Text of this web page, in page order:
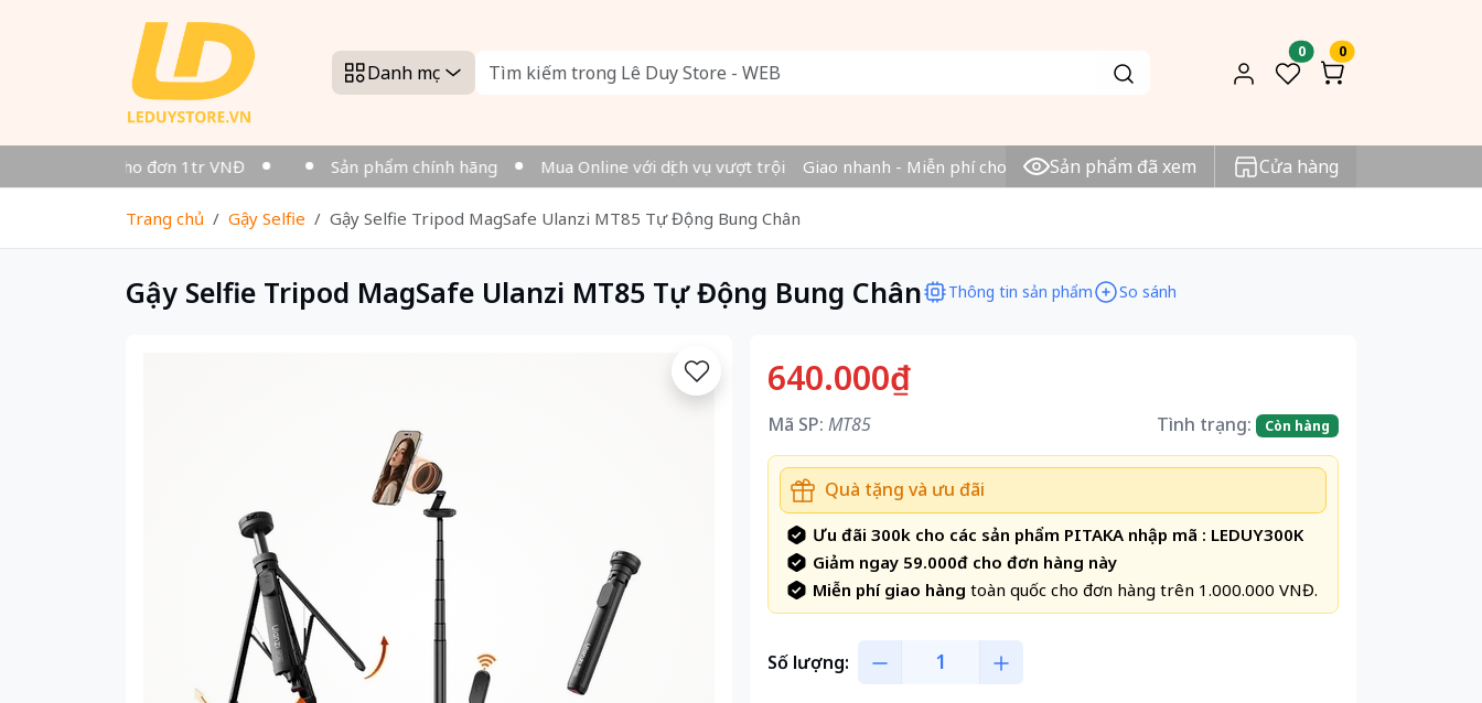
Danh mục
0 0
- Miễn phí cho đơn 1tr VNĐ Sản phẩm chính hãng Mua Online với dịch vụ vượt trội Giao nhanh - Miễn phí cho đơn 1tr VNĐ Sản phẩm chính hãng
Sản phẩm đã xem Cửa hàng
Trang chủ Gậy Selfie Gậy Selfie Tripod MagSafe Ulanzi MT85 Tự Động Bung Chân
Gậy Selfie Tripod MagSafe Ulanzi MT85 Tự Động Bung Chân Thông tin sản phẩm So sánh
640.000₫
Mã SP: MT85 Tình trạng: Còn hàng
Quà tặng và ưu đãi
Ưu đãi 300k cho các sản phẩm PITAKA nhập mã : LEDUY300K
Giảm ngay 59.000đ cho đơn hàng này
Miễn phí giao hàng toàn quốc cho đơn hàng trên 1.000.000 VNĐ.
Số lượng: